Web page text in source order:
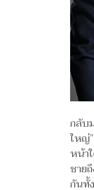
กลับ
ใหญ่
หน้า
ชาย
กันทั้